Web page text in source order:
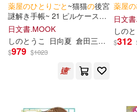
ムービック(5)
カミオジャパン(3) 慕客
アルマビアンカ(2)
可菲律賓店取(173)
薬屋のひと り ごと~猫猫の後宮
謎解き手帳~ 21 ピルケース&
巾着袋付特装版
日文書.MOOK
しのと うこ 日向夏 倉田三ノ路
$979 $1023
薬屋の
日文
しのと
$312